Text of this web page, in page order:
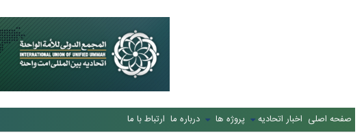
صفحه اصلی اخبار اتحادیه پروژه ها درباره ما ارتباط با ما